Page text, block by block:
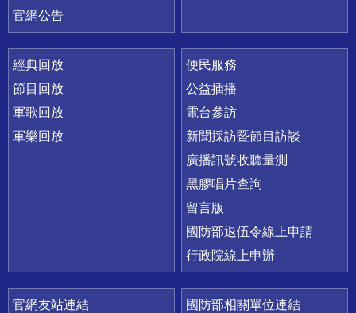
官網公告
經典回放
節目回放
軍歌回放
軍樂回放
便民服務
公益插播
電台參訪
新聞採訪暨節目訪談
廣播訊號收聽量測
黑膠唱片查詢
留言版
國防部退伍令線上申請
行政院線上申辦
官網友站連結
國防部相關單位連結